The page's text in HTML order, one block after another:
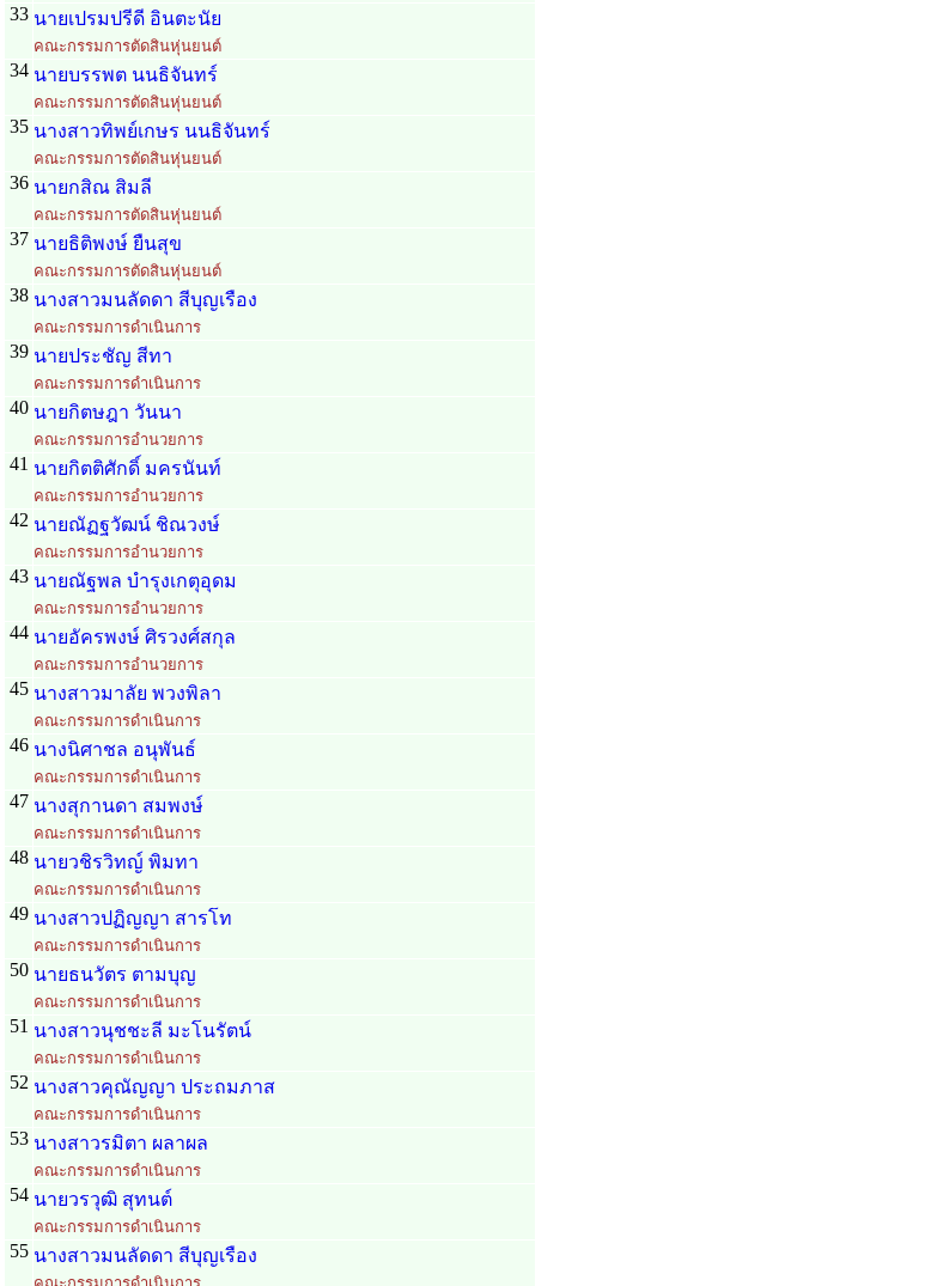
33 นายเปรมปรีดี อินตะนัย
คณะกรรมการตัดสินหุ่นยนต์
34 นายบรรพต นนธิจันทร์
คณะกรรมการตัดสินหุ่นยนต์
35 นางสาวทิพย์เกษร นนธิจันทร์
คณะกรรมการตัดสินหุ่นยนต์
36 นายกสิณ สิมลี
คณะกรรมการตัดสินหุ่นยนต์
37 นายธิติพงษ์ ยืนสุข
คณะกรรมการตัดสินหุ่นยนต์
38 นางสาวมนลัดดา สีบุญเรือง
คณะกรรมการดำเนินการ
39 นายประชัญ สีทา
คณะกรรมการดำเนินการ
40 นายกิตษฎา วันนา
คณะกรรมการอำนวยการ
41 นายกิตติศักดิ์ มครนันท์
คณะกรรมการอำนวยการ
42 นายณัฏฐวัฒน์ ชิณวงษ์
คณะกรรมการอำนวยการ
43 นายณัฐพล บำรุงเกตุอุดม
คณะกรรมการอำนวยการ
44 นายอัครพงษ์ ศิรวงศ์สกุล
คณะกรรมการอำนวยการ
45 นางสาวมาลัย พวงพิลา
คณะกรรมการดำเนินการ
46 นางนิศาชล อนุพันธ์
คณะกรรมการดำเนินการ
47 นางสุกานดา สมพงษ์
คณะกรรมการดำเนินการ
48 นายวชิรวิทญ์ พิมทา
คณะกรรมการดำเนินการ
49 นางสาวปฏิญญา สารโท
คณะกรรมการดำเนินการ
50 นายธนวัตร ตามบุญ
คณะกรรมการดำเนินการ
51 นางสาวนุชชะลี มะโนรัตน์
คณะกรรมการดำเนินการ
52 นางสาวคุณัญญา ประถมภาส
คณะกรรมการดำเนินการ
53 นางสาวรมิตา ผลาผล
คณะกรรมการดำเนินการ
54 นายวรวุฒิ สุทนต์
คณะกรรมการดำเนินการ
55 นางสาวมนลัดดา สีบุญเรือง